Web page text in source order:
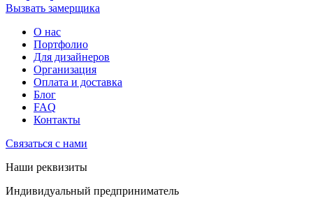
Вызвать замерщика
О нас
Портфолио
Для дизайнеров
Организация
Оплата и доставка
Блог
FAQ
Контакты
Связаться с нами
Наши реквизиты
Индивидуальный предприниматель